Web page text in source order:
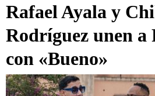
Rafael Ayala y
Rodríguez unen a
con «Bueno»